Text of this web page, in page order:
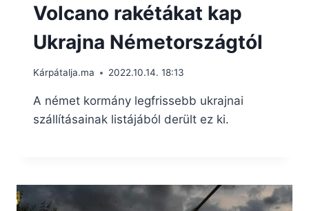
Volcano rakétákat kap
Ukrajna Németországtól
Kárpátalja.ma 2022.10.14. 18:13
A német kormány legfrissebb ukrajnai
szállításainak listájából derült ez ki.